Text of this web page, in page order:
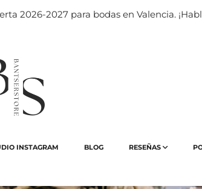
INSTAGRAM BLOG RESEÑAS
para bodas en Valencia. ¡Hablemos de tu